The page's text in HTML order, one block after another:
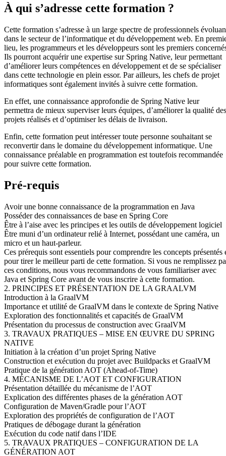
À qui s’adresse cette formation ?
Cette formation s’adresse à un large spectre de professionnels
dans le secteur de l’informatique et du développement web. En
lieu, les programmeurs et les développeurs sont les premiers
Ils pourront acquérir une expertise sur Spring Native, leur permettant
d’améliorer leurs compétences en développement et de se spécialiser
dans cette technologie en plein essor. Par ailleurs, les chefs de projet
informatiques sont également invités à suivre cette formation.
En effet, une connaissance approfondie de Spring Native leur
permettra de mieux superviser leurs équipes, d’améliorer la qualité des
projets réalisés et d’optimiser les délais de livraison.
Enfin, cette formation peut intéresser toute personne souhaitant se
reconvertir dans le domaine du développement informatique. Une
connaissance préalable en programmation est toutefois recommandée
pour suivre cette formation.
Pré-requis
Avoir une bonne connaissance de la programmation en Java
Posséder des connaissances de base en Spring Core
Être à l’aise avec les principes et les outils de développement logiciel
Être muni d’un ordinateur relié à Internet, possédant une caméra, un
micro et un haut-parleur.
Ces prérequis sont essentiels pour comprendre les concepts présentés
pour tirer le meilleur parti de cette formation. Si vous ne remplissez
ces conditions, nous vous recommandons de vous familiariser avec
Java et Spring Core avant de vous inscrire à cette formation.
2. PRINCIPES ET PRÉSENTATION DE LA GRAALVM
Introduction à la GraalVM
Importance et utilité de GraalVM dans le contexte de Spring Native
Exploration des fonctionnalités et capacités de GraalVM
Présentation du processus de construction avec GraalVM
3. TRAVAUX PRATIQUES – MISE EN ŒUVRE DU SPRING
NATIVE
Initiation à la création d’un projet Spring Native
Construction et exécution du projet avec Buildpacks et GraalVM
Pratique de la génération AOT (Ahead-of-Time)
4. MÉCANISME DE L’AOT ET CONFIGURATION
Présentation détaillée du mécanisme de l’AOT
Explication des différentes phases de la génération AOT
Configuration de Maven/Gradle pour l’AOT
Exploration des propriétés de configuration de l’AOT
Pratiques de débogage durant la génération
Exécution du code natif dans l’IDE
5. TRAVAUX PRATIQUES – CONFIGURATION DE LA
GÉNÉRATION AOT